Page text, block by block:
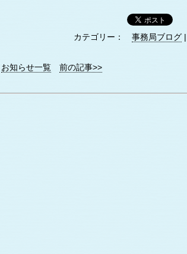
カテゴリー： 事務局ブログ |
お知らせ一覧 前の記事>>